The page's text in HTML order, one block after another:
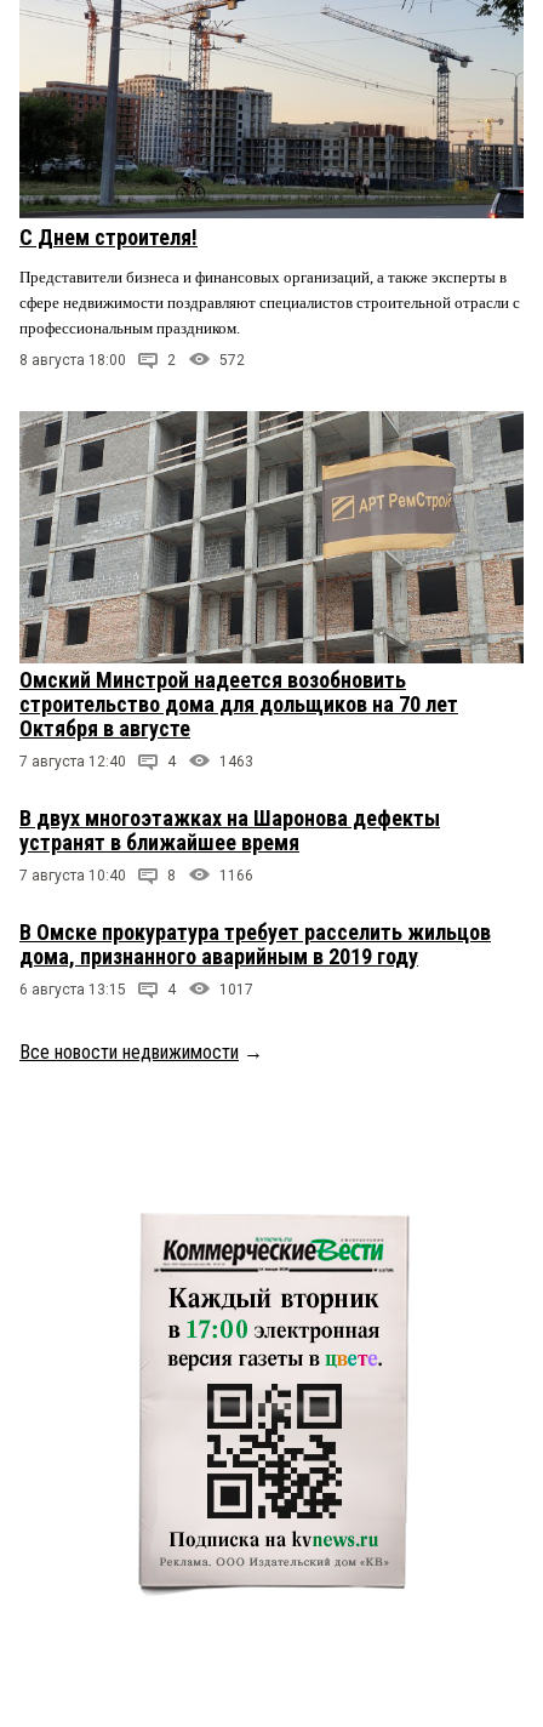
С Днем строителя!
Представители бизнеса и финансовых организаций, а также эксперты в
сфере недвижимости поздравляют специалистов строительной отрасли с
профессиональным праздником.
8 августа 18:00 2 572
Омский Минстрой надеется возобновить
строительство дома для дольщиков на 70 лет
Октября в августе
7 августа 12:40 4 1463
В двух многоэтажках на Шаронова дефекты
устранят в ближайшее время
7 августа 10:40 8 1166
В Омске прокуратура требует расселить жильцов
дома, признанного аварийным в 2019 году
6 августа 13:15 4 1017
Все новости недвижимости →